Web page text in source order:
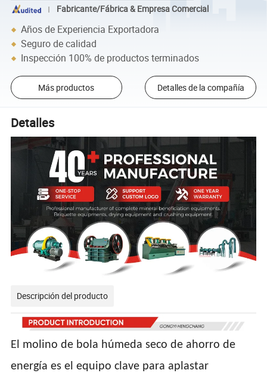
Fabricante/Fábrica & Empresa Comercial
Años de Experiencia Exportadora
Seguro de calidad
Inspección 100% de productos terminados
Más productos Detalles de la compañía
Detalles
Descripción del producto
El molino de bola húmeda seco de ahorro de
energía es el equipo clave para aplastar